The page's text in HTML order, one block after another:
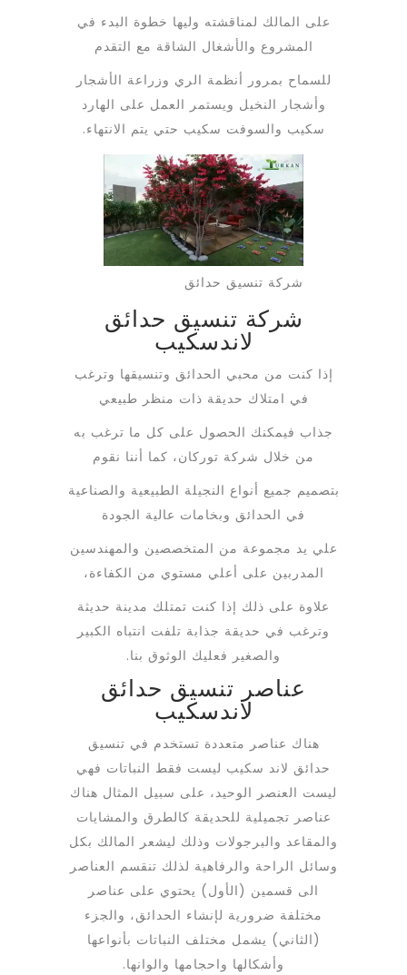
على المالك لمناقشته وليها خطوة البدء في
المشروع والأشغال الشاقة مع التقدم
للسماح بمرور أنظمة الري وزراعة الأشجار
وأشجار النخيل ويستمر العمل على الهارد
سكيب والسوفت سكيب حتي يتم الانتهاء.
شركة تنسيق حدائق
شركة تنسيق حدائق
لاندسكيب
إذا كنت من محبي الحدائق وتنسيقها وترغب
في امتلاك حديقة ذات منظر طبيعي
جذاب فيمكنك الحصول على كل ما ترغب به
من خلال شركة توركان، كما أننا نقوم
بتصميم جميع أنواع النجيلة الطبيعية والصناعية
في الحدائق وبخامات عالية الجودة
علي يد مجموعة من المتخصصين والمهندسين
المدربين على أعلي مستوي من الكفاءة،
علاوة على ذلك إذا كنت تمتلك مدينة حديثة
وترغب في حديقة جذابة تلفت انتباه الكبير
والصغير فعليك الوثوق بنا.
عناصر تنسيق حدائق
لاندسكيب
هناك عناصر متعددة تستخدم في تنسيق
حدائق لاند سكيب ليست فقط النباتات فهي
ليست العنصر الوحيد، على سبيل المثال هناك
عناصر تجميلية للحديقة كالطرق والمشايات
والمقاعد والبرجولات وذلك ليشعر المالك بكل
وسائل الراحة والرفاهية لذلك تنقسم العناصر
الى قسمين (الأول) يحتوي على عناصر
مختلفة ضرورية لإنشاء الحدائق، والجزء
(الثاني) يشمل مختلف النباتات بأنواعها
وأشكالها واحجامها والوانها.